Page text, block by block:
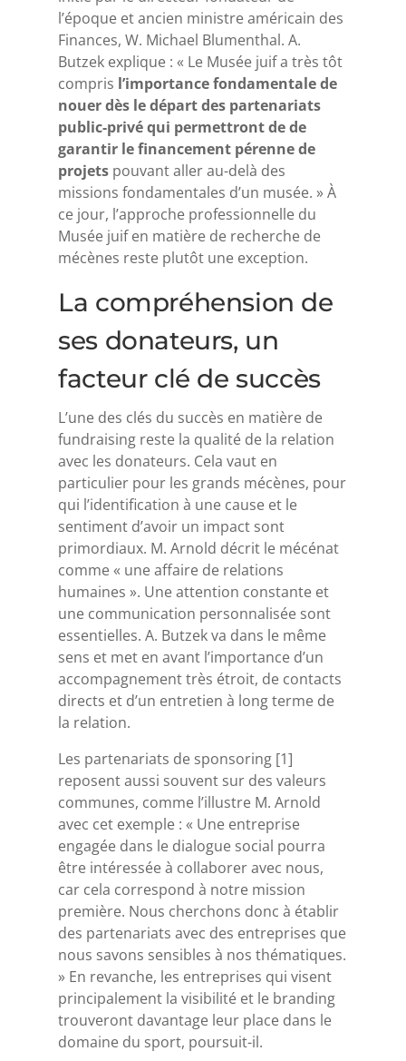
l’époque et ancien ministre américain des
Finances, W. Michael Blumenthal. A.
Butzek explique : « Le Musée juif a très tôt
compris l’importance fondamentale de
nouer dès le départ des partenariats
public-privé qui permettront de de
garantir le financement pérenne de
projets pouvant aller au-delà des
missions fondamentales d’un musée. » À
ce jour, l’approche professionnelle du
Musée juif en matière de recherche de
mécènes reste plutôt une exception.
La compréhension de
ses donateurs, un
facteur clé de succès
L’une des clés du succès en matière de
fundraising reste la qualité de la relation
avec les donateurs. Cela vaut en
particulier pour les grands mécènes, pour
qui l’identification à une cause et le
sentiment d’avoir un impact sont
primordiaux. M. Arnold décrit le mécénat
comme « une affaire de relations
humaines ». Une attention constante et
une communication personnalisée sont
essentielles. A. Butzek va dans le même
sens et met en avant l’importance d’un
accompagnement très étroit, de contacts
directs et d’un entretien à long terme de
la relation.
Les partenariats de sponsoring [1]
reposent aussi souvent sur des valeurs
communes, comme l’illustre M. Arnold
avec cet exemple : « Une entreprise
engagée dans le dialogue social pourra
être intéressée à collaborer avec nous,
car cela correspond à notre mission
première. Nous cherchons donc à établir
des partenariats avec des entreprises que
nous savons sensibles à nos thématiques.
» En revanche, les entreprises qui visent
principalement la visibilité et le branding
trouveront davantage leur place dans le
domaine du sport, poursuit-il.